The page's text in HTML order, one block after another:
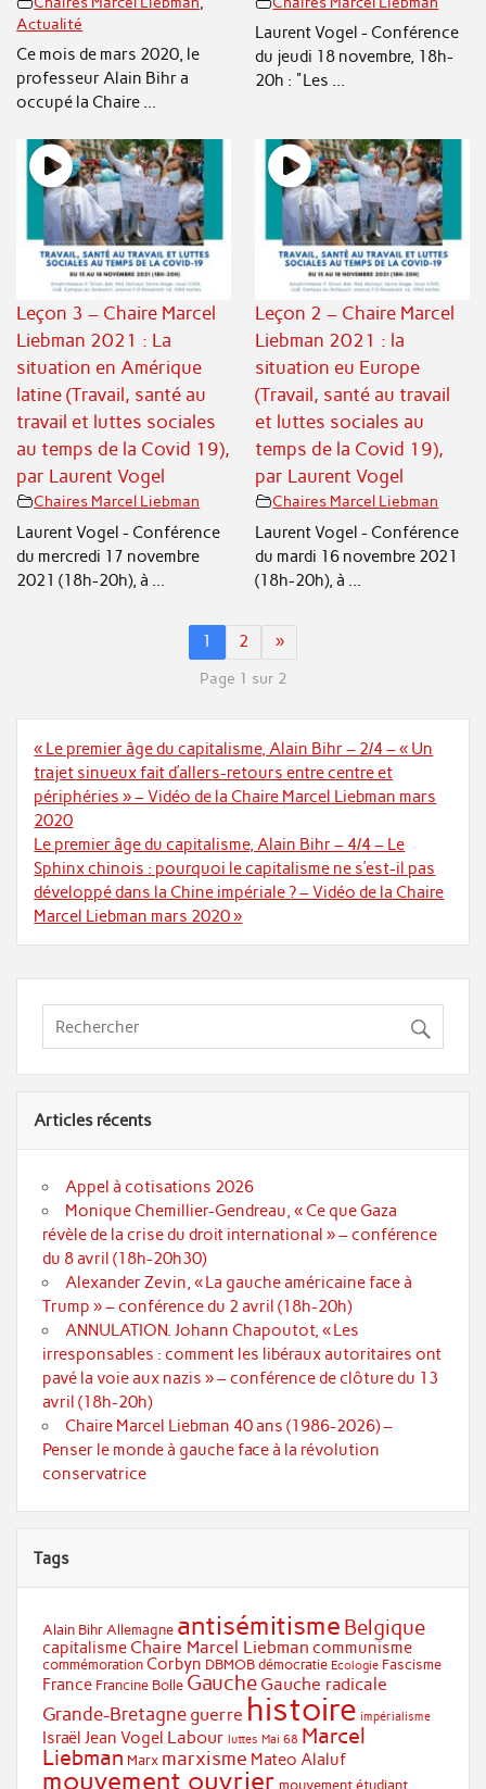
Actualité
Ce mois de mars 2020, le
professeur Alain Bihr a
occupé la Chaire ...
Laurent Vogel - Conférence
du jeudi 18 novembre, 18h-
20h : "Les ...
Leçon 3 – Chaire Marcel
Liebman 2021 : La
situation en Amérique
latine (Travail, santé au
travail et luttes sociales
au temps de la Covid 19),
par Laurent Vogel
Chaires Marcel Liebman
Laurent Vogel - Conférence
du mercredi 17 novembre
2021 (18h-20h), à ...
Leçon 2 – Chaire Marcel
Liebman 2021 : la
situation eu Europe
(Travail, santé au travail
et luttes sociales au
temps de la Covid 19),
par Laurent Vogel
Chaires Marcel Liebman
Laurent Vogel - Conférence
du mardi 16 novembre 2021
(18h-20h), à ...
1 2 »
Page 1 sur 2
Navigation
de
l’article
« Le premier âge du capitalisme, Alain Bihr – 2/4 – « Un
trajet sinueux fait d’allers-retours entre centre et
périphéries » – Vidéo de la Chaire Marcel Liebman mars
2020
Le premier âge du capitalisme, Alain Bihr – 4/4 – Le
Sphinx chinois : pourquoi le capitalisme ne s’est-il pas
développé dans la Chine impériale ? – Vidéo de la Chaire
Marcel Liebman mars 2020 »
Articles récents
Appel à cotisations 2026
Monique Chemillier-Gendreau, « Ce que Gaza
révèle de la crise du droit international » – conférence
du 8 avril (18h-20h30)
Alexander Zevin, « La gauche américaine face à
Trump » – conférence du 2 avril (18h-20h)
ANNULATION. Johann Chapoutot, « Les
irresponsables : comment les libéraux autoritaires ont
pavé la voie aux nazis » – conférence de clôture du 13
avril (18h-20h)
Chaire Marcel Liebman 40 ans (1986-2026) –
Penser le monde à gauche face à la révolution
conservatrice
Tags
Alain Bihr Allemagne antisémitisme Belgique
capitalisme Chaire Marcel Liebman communisme
commémoration Corbyn DBMOB démocratie Ecologie Fascisme
France Francine Bolle Gauche Gauche radicale
Grande-Bretagne guerre histoire impérialisme
Israël Jean Vogel Labour luttes Mai 68 Marcel
Liebman Marx marxisme Mateo Alaluf
mouvement ouvrier mouvement étudiant